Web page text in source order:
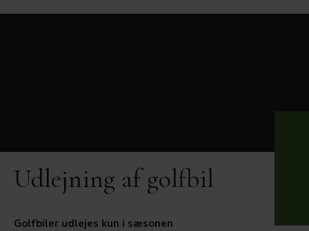
Udlejning af golfbil
Golfbiler udlejes kun i sæsonen